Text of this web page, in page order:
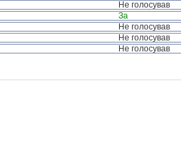
Не голосував
За
Не голосував
Не голосував
Не голосував